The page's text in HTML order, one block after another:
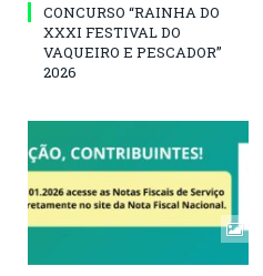
CONCURSO “RAINHA DO
XXXI FESTIVAL DO
VAQUEIRO E PESCADOR”
2026